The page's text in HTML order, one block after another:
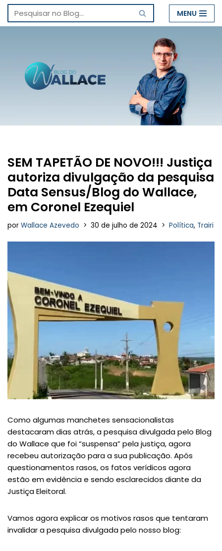
Pular
conteúdo
MENU
SEM TAPETÃO DE NOVO!!! Justiça
autoriza divulgação da pesquisa
Data Sensus/Blog do Wallace,
em Coronel Ezequiel
por Wallace Azevedo 30 de julho de 2024 Política, Trairi
Como algumas manchetes sensacionalistas
destacaram dias atrás, a pesquisa divulgada pelo Blog
do Wallace que foi “suspensa” pela justiça, agora
recebeu autorização para a sua publicação. Após
questionamentos rasos, os fatos verídicos agora
estão em evidência e sendo esclarecidos diante da
Justiça Eleitoral.
Vamos agora explicar os motivos rasos que tentaram
invalidar a pesquisa divulgada pelo nosso blog: